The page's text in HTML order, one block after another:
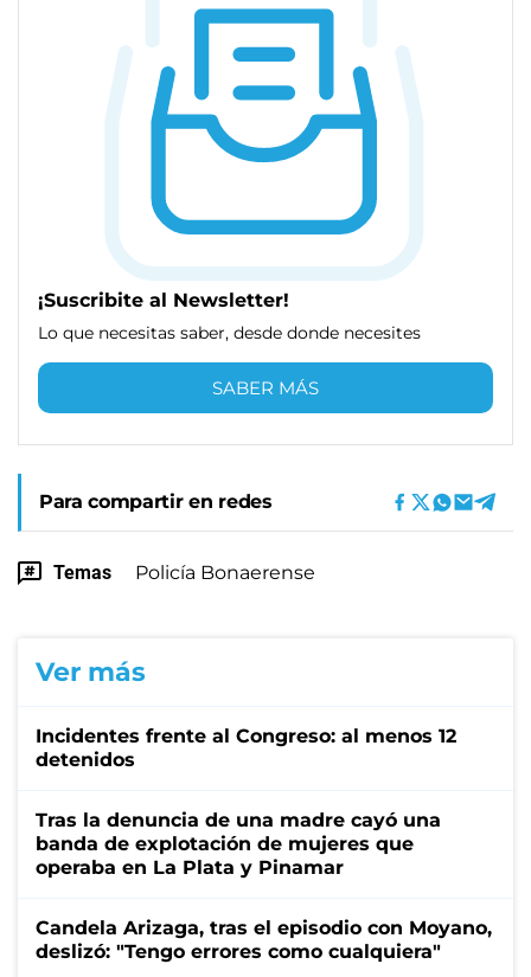
¡Suscribite al Newsletter!
Lo que necesitas saber, desde donde necesites
SABER MÁS
Para compartir en redes
Temas Policía Bonaerense
Ver más
Incidentes frente al Congreso: al menos 12
detenidos
Tras la denuncia de una madre cayó una
banda de explotación de mujeres que
operaba en La Plata y Pinamar
Candela Arizaga, tras el episodio con Moyano,
deslizó: "Tengo errores como cualquiera"